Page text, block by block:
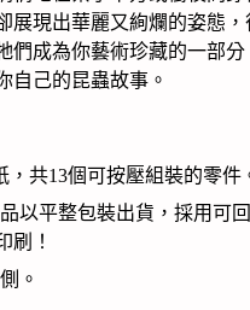
展現出華麗又絢爛的姿態
們成為你藝術珍藏的一部分
自己的昆蟲故事。
，共13個可按壓組裝的零件
以平整包裝出貨，採用可
刷！
。